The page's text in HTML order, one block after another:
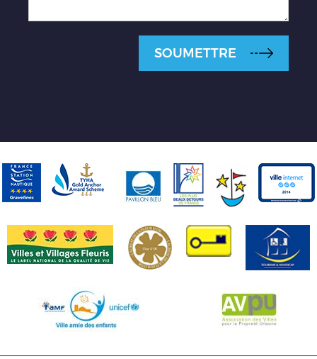
SOUMETTRE